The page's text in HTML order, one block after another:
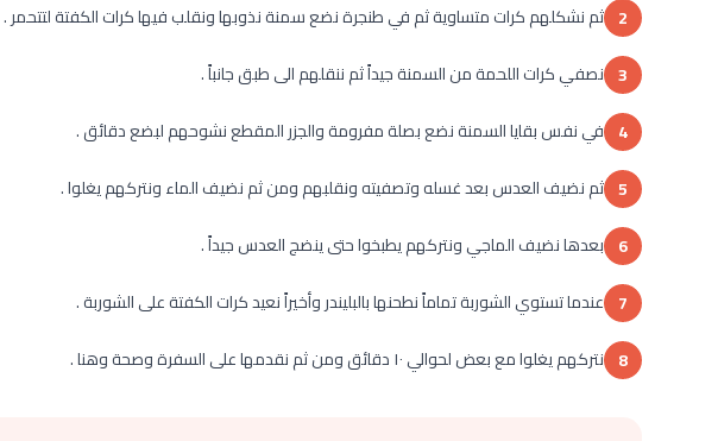
2 ثم نشكلهم كرات متساوية ثم في طنجرة نضع سمنة نذوبها ونقلب فيها كرات الكفتة لتتحمر .
3 نصفي كرات اللحمة من السمنة جيداً ثم ننقلهم الى طبق جانباً .
4 في نفس بقايا السمنة نضع بصلة مفرومة والجزر المقطع نشوحهم لبضع دقائق .
5 ثم نضيف العدس بعد غسله وتصفيته ونقلبهم ومن ثم نضيف الماء ونتركهم يغلوا .
6 بعدها نضيف الماجي ونتركهم يطبخوا حتى ينضج العدس جيداً .
7 عندما تستوي الشوربة تماماً نطحنها بالبليندر وأخيراً نعيد كرات الكفتة على الشوربة .
8 نتركهم يغلوا مع بعض لحوالي ١٠ دقائق ومن ثم نقدمها على السفرة وصحة وهنا .